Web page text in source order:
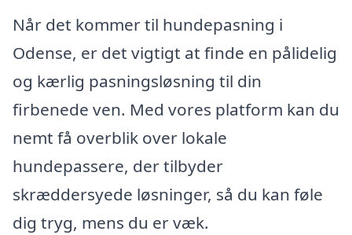
Når det kommer til hundepasning i
Odense, er det vigtigt at finde en pålidelig
og kærlig pasningsløsning til din
firbenede ven. Med vores platform kan du
nemt få overblik over lokale
hundepassere, der tilbyder
skræddersyede løsninger, så du kan føle
dig tryg, mens du er væk.